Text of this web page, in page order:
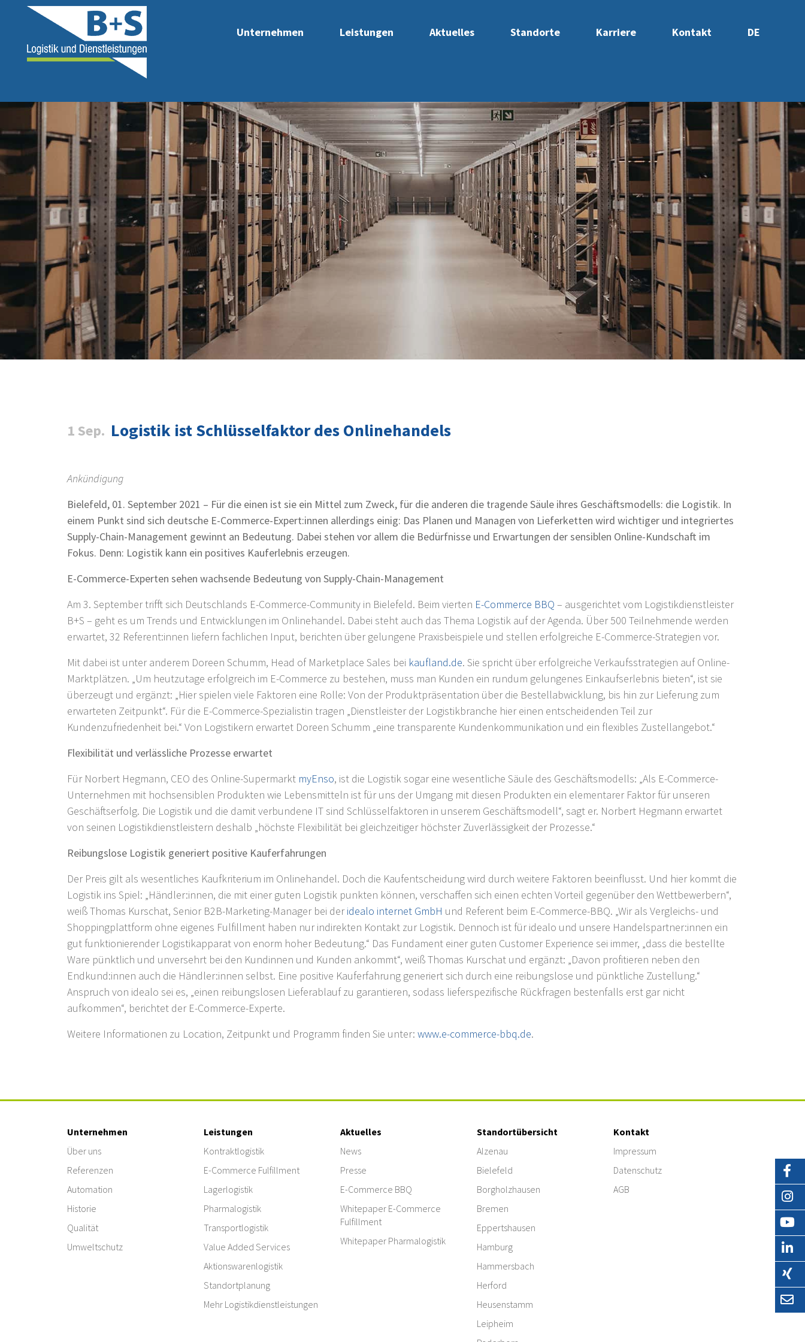
Unternehmen Leistungen Aktuelles Standorte Karriere Kontakt DE
1 Sep. Logistik ist Schlüsselfaktor des Onlinehandels
Ankündigung
Bielefeld, 01. September 2021 – Für die einen ist sie ein Mittel zum Zweck, für die anderen die tragende Säule ihres Geschäftsmodells: die Logistik. In
einem Punkt sind sich deutsche E-Commerce-Expert:innen allerdings einig: Das Planen und Managen von Lieferketten wird wichtiger und integriertes
Supply-Chain-Management gewinnt an Bedeutung. Dabei stehen vor allem die Bedürfnisse und Erwartungen der sensiblen Online-Kundschaft im
Fokus. Denn: Logistik kann ein positives Kauferlebnis erzeugen.
E-Commerce-Experten sehen wachsende Bedeutung von Supply-Chain-Management
Am 3. September trifft sich Deutschlands E-Commerce-Community in Bielefeld. Beim vierten E-Commerce BBQ – ausgerichtet vom Logistikdienstleister
B+S – geht es um Trends und Entwicklungen im Onlinehandel. Dabei steht auch das Thema Logistik auf der Agenda. Über 500 Teilnehmende werden
erwartet, 32 Referent:innen liefern fachlichen Input, berichten über gelungene Praxisbeispiele und stellen erfolgreiche E-Commerce-Strategien vor.
Mit dabei ist unter anderem Doreen Schumm, Head of Marketplace Sales bei kaufland.de. Sie spricht über erfolgreiche Verkaufsstrategien auf Online-
Marktplätzen. „Um heutzutage erfolgreich im E-Commerce zu bestehen, muss man Kunden ein rundum gelungenes Einkaufserlebnis bieten“, ist sie
überzeugt und ergänzt: „Hier spielen viele Faktoren eine Rolle: Von der Produktpräsentation über die Bestellabwicklung, bis hin zur Lieferung zum
erwarteten Zeitpunkt“. Für die E-Commerce-Spezialistin tragen „Dienstleister der Logistikbranche hier einen entscheidenden Teil zur
Kundenzufriedenheit bei.“ Von Logistikern erwartet Doreen Schumm „eine transparente Kundenkommunikation und ein flexibles Zustellangebot.“
Flexibilität und verlässliche Prozesse erwartet
Für Norbert Hegmann, CEO des Online-Supermarkt myEnso, ist die Logistik sogar eine wesentliche Säule des Geschäftsmodells: „Als E-Commerce-
Unternehmen mit hochsensiblen Produkten wie Lebensmitteln ist für uns der Umgang mit diesen Produkten ein elementarer Faktor für unseren
Geschäftserfolg. Die Logistik und die damit verbundene IT sind Schlüsselfaktoren in unserem Geschäftsmodell“, sagt er. Norbert Hegmann erwartet
von seinen Logistikdienstleistern deshalb „höchste Flexibilität bei gleichzeitiger höchster Zuverlässigkeit der Prozesse.“
Reibungslose Logistik generiert positive Kauferfahrungen
Der Preis gilt als wesentliches Kaufkriterium im Onlinehandel. Doch die Kaufentscheidung wird durch weitere Faktoren beeinflusst. Und hier kommt die
Logistik ins Spiel: „Händler:innen, die mit einer guten Logistik punkten können, verschaffen sich einen echten Vorteil gegenüber den Wettbewerbern“,
weiß Thomas Kurschat, Senior B2B-Marketing-Manager bei deridealo internet GmbH und Referent beim E-Commerce-BBQ. „Wir als Vergleichs- und
Shoppingplattform ohne eigenes Fulfillment haben nur indirekten Kontakt zur Logistik. Dennoch ist für idealo und unsere Handelspartner:innen ein
gut funktionierender Logistikapparat von enorm hoher Bedeutung.“ Das Fundament einer guten Customer Experience sei immer, „dass die bestellte
Ware pünktlich und unversehrt bei den Kundinnen und Kunden ankommt“, weiß Thomas Kurschat und ergänzt: „Davon profitieren neben den
Endkund:innen auch die Händler:innen selbst. Eine positive Kauferfahrung generiert sich durch eine reibungslose und pünktliche Zustellung.“
Anspruch von idealo sei es, „einen reibungslosen Lieferablauf zu garantieren, sodass lieferspezifische Rückfragen bestenfalls erst gar nicht
aufkommen“, berichtet der E-Commerce-Experte.
Weitere Informationen zu Location, Zeitpunkt und Programm finden Sie unter: www.e-commerce-bbq.de.
Unternehmen
Über uns
Referenzen
Automation
Historie
Qualität
Umweltschutz
Leistungen
Kontraktlogistik
E-Commerce Fulfillment
Lagerlogistik
Pharmalogistik
Transportlogistik
Value Added Services
Aktionswarenlogistik
Standortplanung
Mehr Logistikdienstleistungen
Aktuelles
News
Presse
E-Commerce BBQ
Whitepaper E-Commerce
Fulfillment
Whitepaper Pharmalogistik
Standortübersicht
Alzenau
Bielefeld
Borgholzhausen
Bremen
Eppertshausen
Hamburg
Hammersbach
Herford
Heusenstamm
Leipheim
Kontakt
Impressum
Datenschutz
AGB